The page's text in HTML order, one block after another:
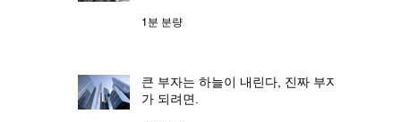
1분 분량
큰 부자는 하늘이 내린다, 진짜 부자
가 되려면.